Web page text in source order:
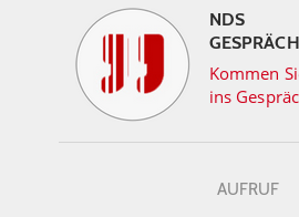
NDS
Kommen
ins
AUFRUF